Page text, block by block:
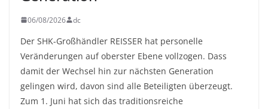
06/08/2026 dc
Der SHK-Großhändler REISSER hat personelle
Veränderungen auf oberster Ebene vollzogen. Dass
damit der Wechsel hin zur nächsten Generation
gelingen wird, davon sind alle Beteiligten überzeugt.
Zum 1. Juni hat sich das traditionsreiche